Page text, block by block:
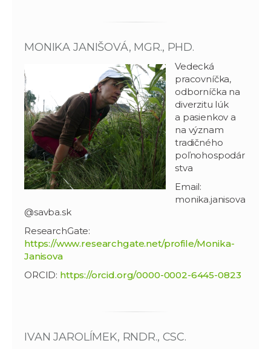
MONIKA JANIŠOVÁ, MGR., PHD.
Vedecká
pracovníčka,
odborníčka na
diverzitu lúk
a pasienkov a
na význam
tradičného
poľnohospodár
stva
Email:
monika.janisova
@savba.sk
ResearchGate:
https://www.researchgate.net/profile/Monika-
Janisova
ORCID: https://orcid.org/0000-0002-6445-0823
IVAN JAROLÍMEK, RNDR., CSC.